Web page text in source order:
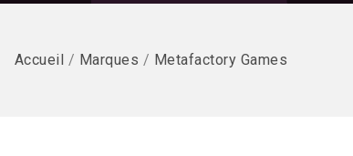
Accueil / Marques / Metafactory Games